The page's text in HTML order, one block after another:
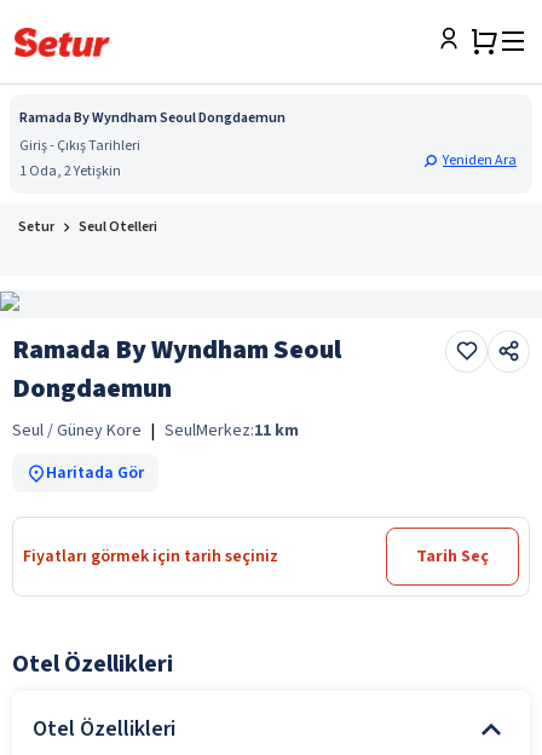
Ramada By Wyndham Seoul Dongdaemun
Giriş - Çıkış Tarihleri
1 Oda, 2 Yetişkin
Yeniden Ara
Setur Seul Otelleri
Ramada By Wyndham Seoul
Dongdaemun
Seul / Güney Kore | SeulMerkez:11 km
Haritada Gör
Fiyatları görmek için tarih seçiniz Tarih Seç
Otel Özellikleri
Otel Özellikleri